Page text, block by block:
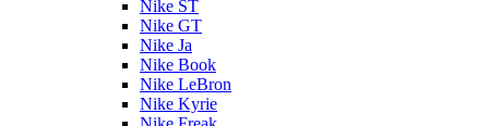
Nike ST
Nike GT
Nike Ja
Nike Book
Nike LeBron
Nike Kyrie